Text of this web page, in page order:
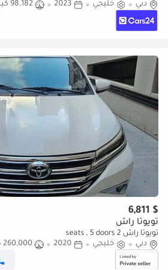
ومضمون ٪كارس24 هي سوق ضخم
دبي خليجي 2023
98,182 كيلومتر
$ 6,811
تويوتا راش
تويوتا راش 2 seats , 5 doors
دبي
خليجي 2020
260,000 كيلومتر